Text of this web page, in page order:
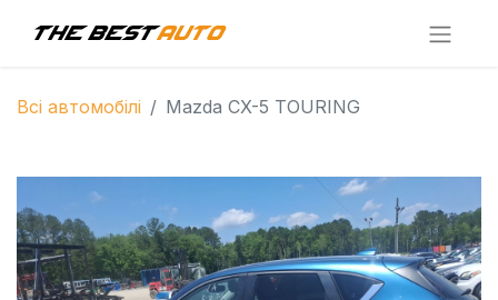
Всі автомобілі Mazda CX-5 TOURING